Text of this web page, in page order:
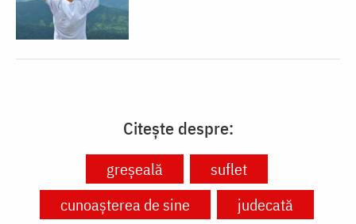
Citește despre:
greșeală
suflet
cunoașterea de sine
judecată